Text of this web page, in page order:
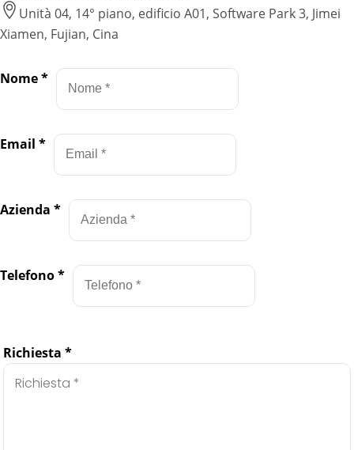
Unità 04, 14° piano, edificio A01, Software Park 3, Jimei
Xiamen, Fujian, Cina
Nome*
Email *
Azienda *
Telefono*
Richiesta*